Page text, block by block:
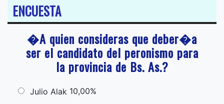
ENCUESTA
�A quien consideras que deber�a
ser el candidato del peronismo para
la provincia de Bs. As.?
Julio Alak 10,00%